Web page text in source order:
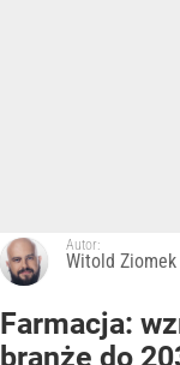
Autor:
Witold Ziomek
Farmacja:
branżę do